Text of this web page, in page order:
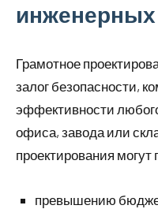
инженерных
Грамотное
залог безопасности,
эффективности
офиса, завода или
проектирования могут
превышению